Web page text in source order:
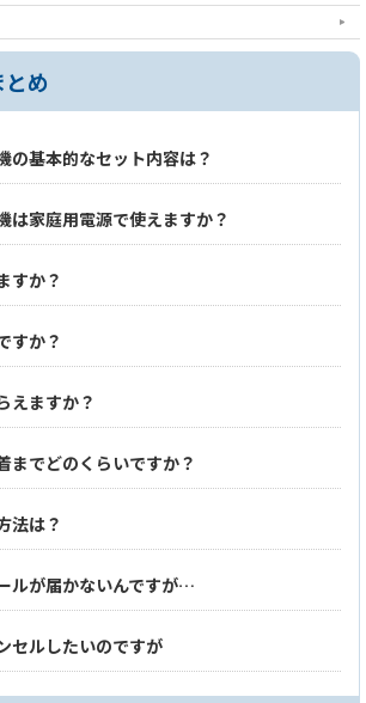
め
の基本的なセット内容は？
は家庭用電源で使えますか？
すか？
すか？
えますか？
までどのくらいですか？
法は？
ルが届かないんですが…
セルしたいのですが